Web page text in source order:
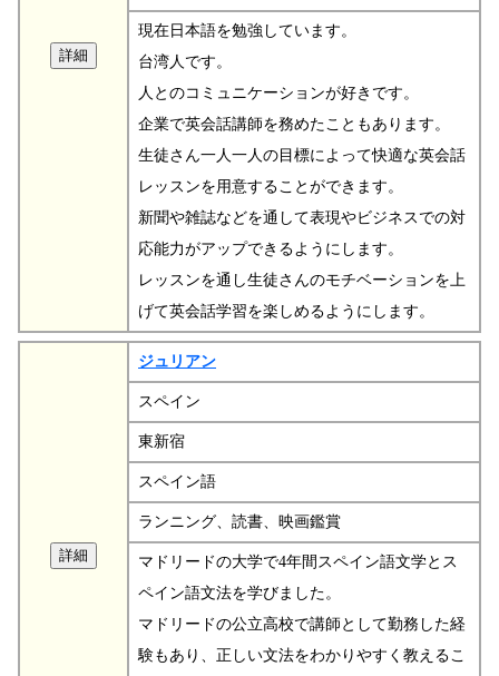
現在日本語を勉強しています。
台湾人です。
人とのコミュニケーションが好きです。
企業で英会話講師を務めたこともあります。
生徒さん一人一人の目標によって快適な英会話
レッスンを用意することができます。
新聞や雑誌などを通して表現やビジネスでの対
応能力がアップできるようにします。
レッスンを通し生徒さんのモチベーションを上
げて英会話学習を楽しめるようにします。
ジュリアン
スペイン
東新宿
スペイン語
ランニング、読書、映画鑑賞
マドリードの大学で4年間スペイン語文学とス
ペイン語文法を学びました。
マドリードの公立高校で講師として勤務した経
験もあり、正しい文法をわかりやすく教えるこ